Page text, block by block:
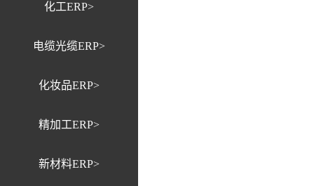
例>
化工ERP>
电缆光缆ERP>
化妆品ERP>
精加工ERP>
新材料ERP>